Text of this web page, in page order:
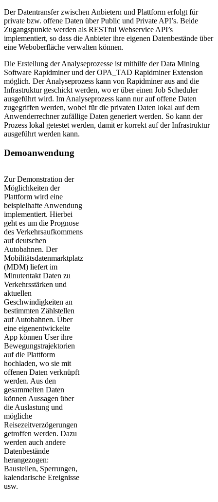
Der Datentransfer zwischen Anbietern und Plattform erfolgt für
private bzw. offene Daten über Public und Private API’s. Beide
Zugangspunkte werden als RESTful Webservice API’s
implementiert, so dass die Anbieter ihre eigenen Datenbestände über
eine Weboberfläche verwalten können.
Die Erstellung der Analyseprozesse ist mithilfe der Data Mining
Software Rapidminer und der OPA_TAD Rapidminer Extension
möglich. Der Analyseprozess kann von Rapidminer aus and die
Infrastruktur geschickt werden, wo er über einen Job Scheduler
ausgeführt wird. Im Analyseprozess kann nur auf offene Daten
zugegriffen werden, wobei für die privaten Daten lokal auf dem
Anwenderrechner zufällige Daten generiert werden. So kann der
Prozess lokal getestet werden, damit er korrekt auf der Infrastruktur
ausgeführt werden kann.
Demoanwendung
Zur Demonstration der
Möglichkeiten der
Plattform wird eine
beispielhafte Anwendung
implementiert. Hierbei
geht es um die Prognose
des Verkehrsaufkommens
auf deutschen
Autobahnen. Der
Mobilitätsdatenmarktplatz
(MDM) liefert im
Minutentakt Daten zu
Verkehrsstärken und
aktuellen
Geschwindigkeiten an
bestimmten Zählstellen
auf Autobahnen. Über
eine eigenentwickelte
App können User ihre
Bewegungstrajektorien
auf die Plattform
hochladen, wo sie mit
offenen Daten verknüpft
werden. Aus den
gesammelten Daten
können Aussagen über
die Auslastung und
mögliche
Reisezeitverzögerungen
getroffen werden. Dazu
werden auch andere
Datenbestände
herangezogen:
Baustellen, Sperrungen,
kalendarische Ereignisse
usw.